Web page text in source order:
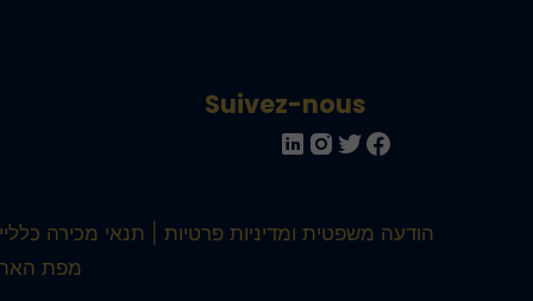
Suivez-nous
הודעה משפטית ומדיניות פרטיות
תנאי מכירה כלליים
מפת האתר